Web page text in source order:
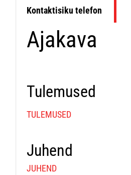
Kontaktisiku telefon
Ajakava
Tulemused
TULEMUSED
Juhend
JUHEND